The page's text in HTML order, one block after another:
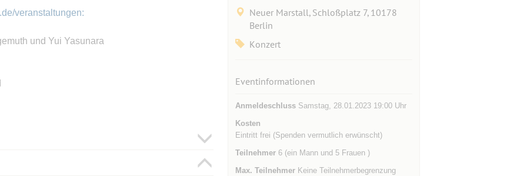
veranstaltungen:
und Yui Yasunara
Neuer Marstall, Schloßplatz 7, 10178
Berlin
Konzert
Eventinformationen
AnmeldeschlussSamstag, 28.01.2023 19:00 Uhr
Kosten
Eintritt frei (Spenden vermutlich erwünscht)
Teilnehmer6 (ein Mann und 5 Frauen )
Max. TeilnehmerKeine Teilnehmerbegrenzung